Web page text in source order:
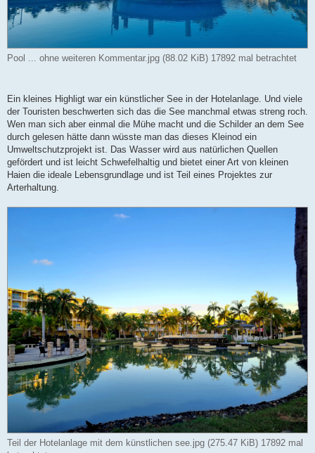
Pool ... ohne weiteren Kommentar.jpg (88.02 KiB) 17892 mal betrachtet
Ein kleines Highligt war ein künstlicher See in der Hotelanlage. Und viele
der Touristen beschwerten sich das die See manchmal etwas streng roch.
Wen man sich aber einmal die Mühe macht und die Schilder an dem See
durch gelesen hätte dann wüsste man das dieses Kleinod ein
Umweltschutzprojekt ist. Das Wasser wird aus natürlichen Quellen
gefördert und ist leicht Schwefelhaltig und bietet einer Art von kleinen
Haien die ideale Lebensgrundlage und ist Teil eines Projektes zur
Arterhaltung.
Teil der Hotelanlage mit dem künstlichen see.jpg (275.47 KiB) 17892 mal